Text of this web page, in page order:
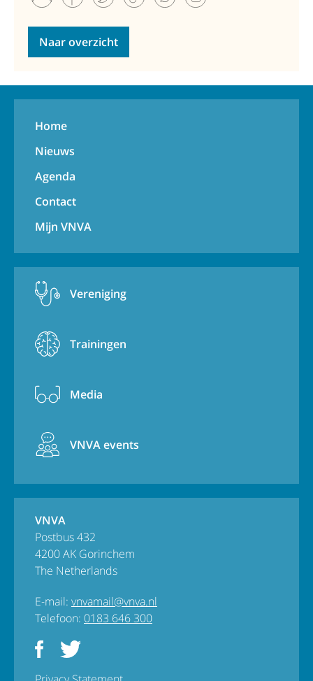
Naar overzicht
Home
Nieuws
Agenda
Contact
Mijn VNVA
Vereniging
Trainingen
Media
VNVA events
VNVA
Postbus 432
4200 AK Gorinchem
The Netherlands
E-mail: vnvamail@vnva.nl
Telefoon: 0183 646 300